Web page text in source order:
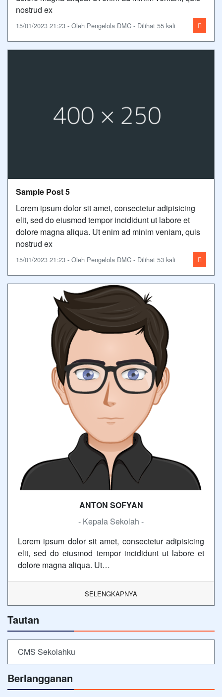
nostrud ex
15/01/2023 21:23 - Oleh Pengelola DMC - Dilihat 55 kali
Sample Post 5
Lorem ipsum dolor sit amet, consectetur adipisicing
elit, sed do eiusmod tempor incididunt ut labore et
dolore magna aliqua. Ut enim ad minim veniam, quis
nostrud ex
15/01/2023 21:23 - Oleh Pengelola DMC - Dilihat 53 kali
ANTON SOFYAN
- Kepala Sekolah -
Lorem ipsum dolor sit amet, consectetur adipisicing
elit, sed do eiusmod tempor incididunt ut labore et
dolore magna aliqua. Ut…
SELENGKAPNYA
Tautan
CMS Sekolahku
Berlangganan